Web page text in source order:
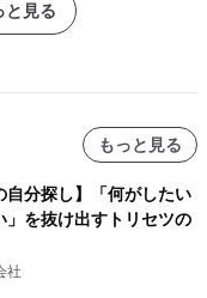
と見る
もっと見る
自分探し】「何がしたい
」を抜け出すトリセツの
社